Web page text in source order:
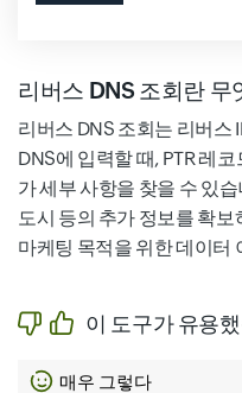
리버스 DNS 조회란 무
리버스 DNS 조회는 리버스
DNS에 입력할 때, PTR 레
가 세부 사항을 찾을 수 있
도시 등의 추가 정보를 확
마케팅 목적을 위한 데이터
이 도구가 유용
매우 그렇다